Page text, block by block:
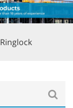
מערכת פיגומים Ringlock